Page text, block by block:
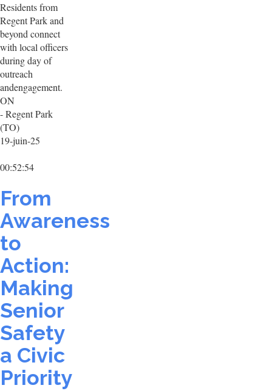
Residents from
Regent Park and
beyond connect
with local officers
during day of
outreach
andengagement.
ON
- Regent Park
(TO)
19-juin-25
00:52:54
From
Awareness
to
Action:
Making
Senior
Safety
a Civic
Priority